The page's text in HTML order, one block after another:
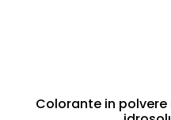
Colorante in polvere